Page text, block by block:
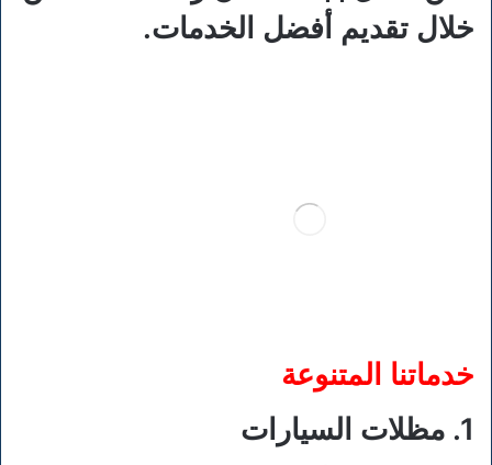
خلال تقديم أفضل الخدمات.
خدماتنا المتنوعة
1. مظلات السيارات